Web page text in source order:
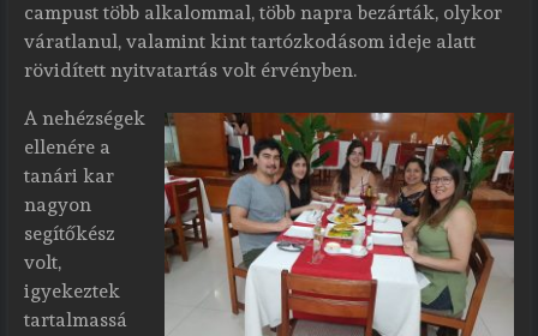
campust több alkalommal, több napra bezárták, olykor
váratlanul, valamint kint tartózkodásom ideje alatt
rövidített nyitvatartás volt érvényben.
A nehézségek
ellenére a
tanári kar
nagyon
segítőkész
volt,
igyekeztek
tartalmassá